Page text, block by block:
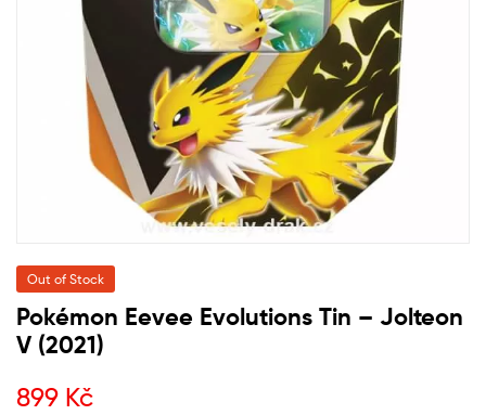
Out of Stock
Pokémon Eevee Evolutions Tin – Jolteon
V (2021)
899 Kč